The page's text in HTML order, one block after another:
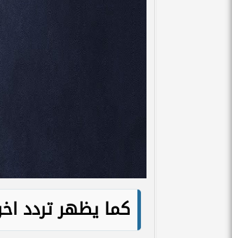
كما يظهر تردد